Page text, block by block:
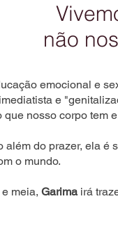
não
emocional e
e
nosso corpo tem
do prazer, ela é
o mundo.
meia, Garimairá